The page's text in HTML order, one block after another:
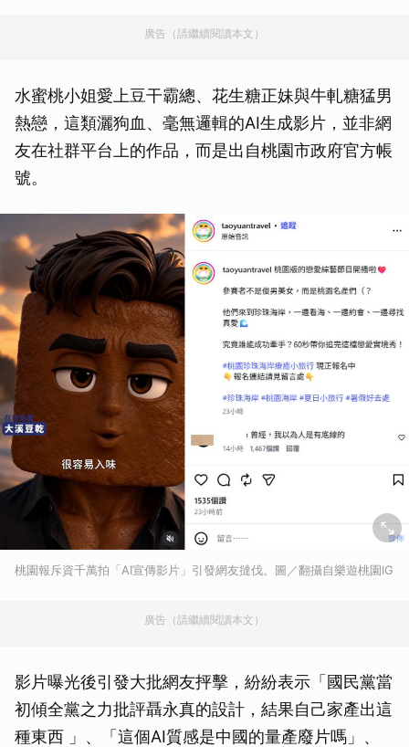
廣告（請繼續閱讀本文）
水蜜桃小姐愛上豆干霸總、花生糖正妹與牛軋糖猛男
熱戀，這類灑狗血、毫無邏輯的AI生成影片，並非網
友在社群平台上的作品，而是出自桃園市政府官方帳
號。
桃園報斥資千萬拍「AI宣傳影片」引發網友撻伐。圖／翻攝自樂遊桃園IG
廣告（請繼續閱讀本文）
影片曝光後引發大批網友抨擊，紛紛表示「國民黨當
初傾全黨之力批評聶永真的設計，結果自己家產出這
種東西 」、「這個AI質感是中國的量產廢片嗎」、